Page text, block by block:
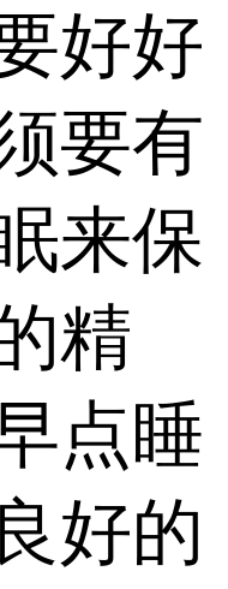
好好
要有
来保
精
点睡
好的